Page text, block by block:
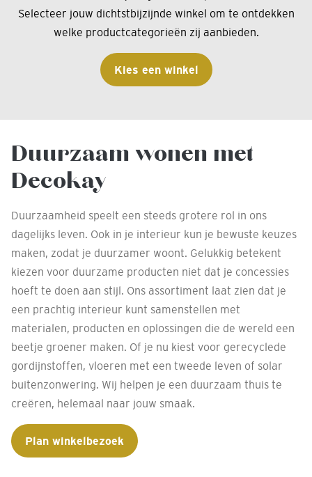
Selecteer jouw dichtstbijzijnde winkel om te ontdekken
welke productcategorieën zij aanbieden.
Kies een winkel
Duurzaam wonen met
Decokay
Duurzaamheid speelt een steeds grotere rol in ons
dagelijks leven. Ook in je interieur kun je bewuste keuzes
maken, zodat je duurzamer woont. Gelukkig betekent
kiezen voor duurzame producten niet dat je concessies
hoeft te doen aan stijl. Ons assortiment laat zien dat je
een prachtig interieur kunt samenstellen met
materialen, producten en oplossingen die de wereld een
beetje groener maken. Of je nu kiest voor gerecyclede
gordijnstoffen, vloeren met een tweede leven of solar
buitenzonwering. Wij helpen je een duurzaam thuis te
creëren, helemaal naar jouw smaak.
Plan winkelbezoek